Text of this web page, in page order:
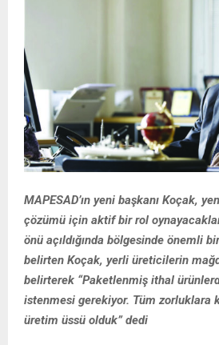
MAPESAD’ın yeni başkanı Koçak,
çözümü için aktif birrol
önü açıldığında bölgesinde önemli
belirten Koçak, yerli üreticilerin
belirterek “Paketlenmiş ithal
istenmesi gerekiyor. Tüm zorluklara
üretim üssü olduk” dedi